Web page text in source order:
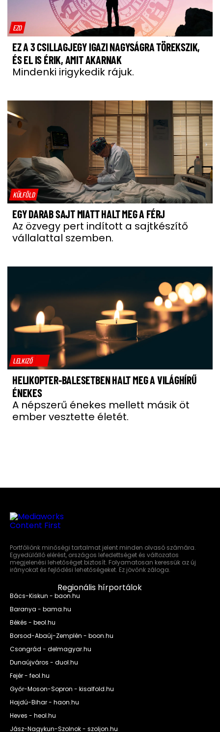
EZO
EZ A 3 CSILLAGJEGY IGAZI NAGYSÁGRA TÖREKSZIK,
ÉS EL IS ÉRIK, AMIT AKARNAK
Mindenki irigykedik rájuk.
KÜLFÖLD
EGY DARAB SAJT MIATT HALT MEG A FÉRJ
Az özvegy pert indított a sajtkészítő
vállalattal szemben.
LELKIZŐ
HELIKOPTER-BALESETBEN HALT MEG A VILÁGHÍRŰ
ÉNEKES
A népszerű énekes mellett másik öt
ember vesztette életét.
Portfóliónk minőségi tartalmat jelent minden olvasó számára.
Egyedülálló elérést, országos lefedettséget és változatos
megjelenési lehetőséget biztosít. Folyamatosan keressük az új
irányokat és fejlődési lehetőségeket. Ez jövőnk záloga.
Regionális hírportálok
Bács-Kiskun - baon.hu
Baranya - bama.hu
Békés - beol.hu
Borsod-Abaúj-Zemplén - boon.hu
Csongrád - delmagyar.hu
Dunaújváros - duol.hu
Fejér - feol.hu
Győr-Moson-Sopron - kisalfold.hu
Hajdú-Bihar - haon.hu
Heves - heol.hu
Jász-Nagykun-Szolnok - szoljon.hu